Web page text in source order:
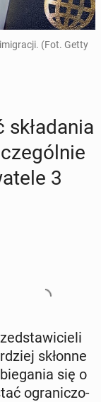
(Fot. Getty
3
skłonne
się o
ogra­ni­czo­